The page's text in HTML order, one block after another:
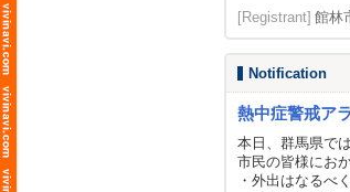
[Registrant] 館林
Notification
熱中症警戒ア
本日、群馬県で
市民の皆様にお
・外出はなるべ